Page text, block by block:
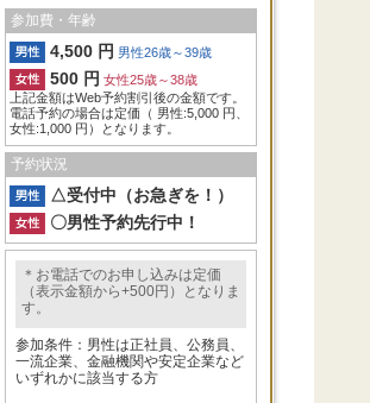
参加費・年齢
4,500 円 男性26歳～39歳
500 円 女性25歳～38歳
上記金額はWeb予約割引後の金額です。
電話予約の場合は定価（ 男性:5,000 円、
女性:1,000 円）となります。
予約状況
△受付中（お急ぎを！）
〇男性予約先行中！
＊お電話でのお申し込みは定価
（表示金額から+500円）となりま
す。
参加条件：男性は正社員、公務員、
一流企業、金融機関や安定企業など
いずれかに該当する方